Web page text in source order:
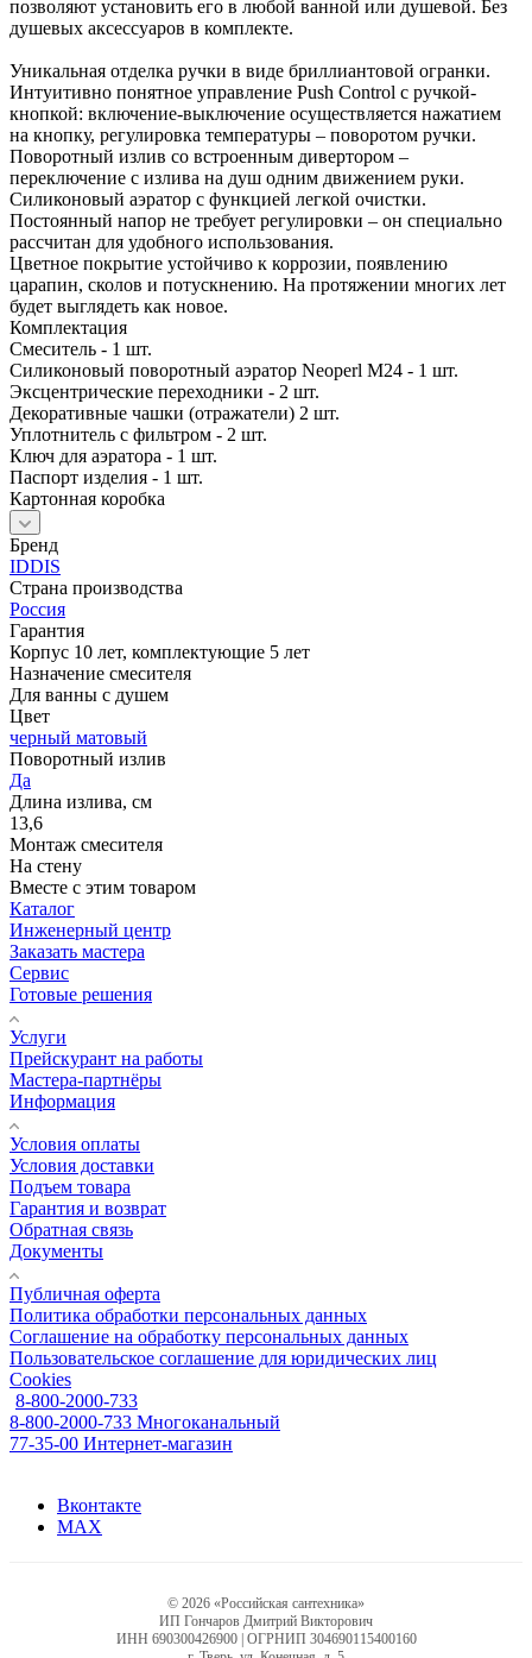
позволяют установить его в любой ванной или душевой. Без
душевых аксессуаров в комплекте.
Уникальная отделка ручки в виде бриллиантовой огранки.
Интуитивно понятное управление Push Control с ручкой-
кнопкой: включение-выключение осуществляется нажатием
на кнопку, регулировка температуры – поворотом ручки.
Поворотный излив со встроенным дивертором –
переключение с излива на душ одним движением руки.
Силиконовый аэратор с функцией легкой очистки.
Постоянный напор не требует регулировки – он специально
рассчитан для удобного использования.
Цветное покрытие устойчиво к коррозии, появлению
царапин, сколов и потускнению. На протяжении многих лет
будет выглядеть как новое.
Комплектация
Смеситель - 1 шт.
Силиконовый поворотный аэратор Neoperl M24 - 1 шт.
Эксцентрические переходники - 2 шт.
Декоративные чашки (отражатели) 2 шт.
Уплотнитель с фильтром - 2 шт.
Ключ для аэратора - 1 шт.
Паспорт изделия - 1 шт.
Картонная коробка
Бренд
IDDIS
Страна производства
Россия
Гарантия
Корпус 10 лет, комплектующие 5 лет
Назначение смесителя
Для ванны с душем
Цвет
черный матовый
Поворотный излив
Да
Длина излива, см
13,6
Монтаж смесителя
На стену
Вместе с этим товаром
Каталог
Инженерный центр
Заказать мастера
Сервис
Готовые решения
Услуги
Прейскурант на работы
Мастера-партнёры
Информация
Условия оплаты
Условия доставки
Подъем товара
Гарантия и возврат
Обратная связь
Документы
Публичная оферта
Политика обработки персональных данных
Соглашение на обработку персональных данных
Пользовательское соглашение для юридических лиц
Cookies
8-800-2000-733
8-800-2000-733 Многоканальный
77-35-00 Интернет-магазин
Вконтакте
MAX
© 2026 «Российская сантехника»
ИП Гончаров Дмитрий Викторович
ИНН 690300426900 | ОГРНИП 304690115400160